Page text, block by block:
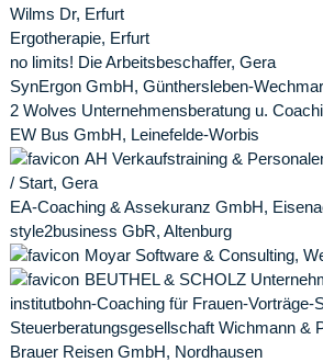
Wilms Dr, Erfurt
Ergotherapie, Erfurt
no limits! Die Arbeitsbeschaffer, Gera
SynErgon GmbH, Günthersleben-Wechmar
2 Wolves Unternehmensberatung u.
EW Bus GmbH, Leinefelde-Worbis
AH Verkaufstraining &
/ Start, Gera
EA-Coaching & Assekuranz GmbH,
style2business GbR, Altenburg
Moyar Software & Consulting,
BEUTHEL & SCHOLZ
institutbohn-Coaching für Frauen-Vorträge-
Steuerberatungsgesellschaft Wichmann &
Brauer Reisen GmbH, Nordhausen